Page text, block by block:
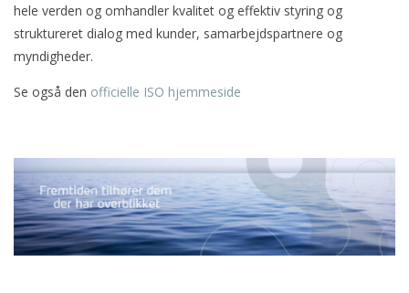
hele verden og omhandler kvalitet og effektiv styring og
struktureret dialog med kunder, samarbejdspartnere og
myndigheder.
Se også den officielle ISO hjemmeside